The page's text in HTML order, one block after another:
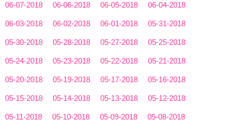
06-07-2018 06-06-2018 06-05-2018 06-04-2018
06-03-2018 06-02-2018 06-01-2018 05-31-2018
05-30-2018 05-28-2018 05-27-2018 05-25-2018
05-24-2018 05-23-2018 05-22-2018 05-21-2018
05-20-2018 05-19-2018 05-17-2018 05-16-2018
05-15-2018 05-14-2018 05-13-2018 05-12-2018
05-11-2018 05-10-2018 05-09-2018 05-08-2018